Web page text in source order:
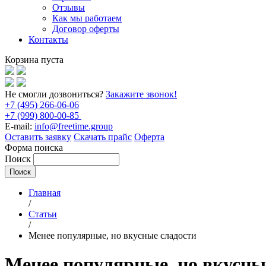
Отзывы
Как мы работаем
Договор оферты
Контакты
Корзина пуста
Не смогли дозвониться? Закажите звонок!
+7 (495) 266-06-06
+7 (999) 800-00-85
E-mail: info@freetime.group
Оставить заявку Скачать прайс Оферта
Форма поиска
Поиск
Главная
/
Статьи
/
Менее популярные, но вкусные сладости